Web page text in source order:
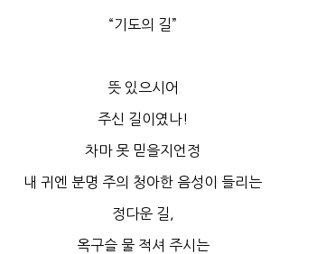
“기도의 길”
뜻 있으시어
주신 길이였나!
차마 못 믿을지언정
내 귀엔 분명 주의 청아한 음성이 들리는
정다운 길,
옥구슬 물 적셔 주시는